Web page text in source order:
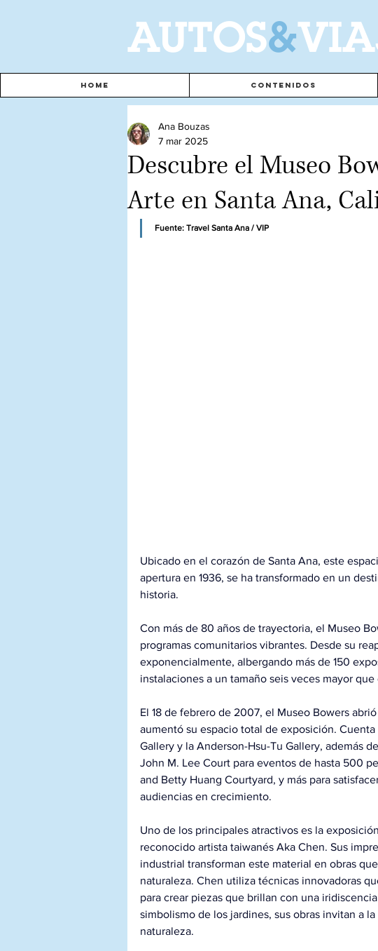
AUTOS&
Home Contenidos
Descubre el Museo
Arte en Santa Ana,
Ana Bouzas
7 mar 2025
Fuente: Travel Santa Ana / VIP
Ubicado en el corazón de Santa Ana, este
apertura en 1936, se ha transformado en un
historia.
Con más de 80 años de trayectoria, el Museo
programas comunitarios vibrantes. Desde su
exponencialmente, albergando más de 150
instalaciones a un tamaño seis veces mayor
El 18 de febrero de 2007, el Museo Bowers
aumentó su espacio total de exposición.
Gallery y la Anderson-Hsu-Tu Gallery, además
John M. Lee Court para eventos de hasta 500
and Betty Huang Courtyard, y más para
audiencias en crecimiento.
Uno de los principales atractivos es la
reconocido artista taiwanés Aka Chen. Sus
industrial transforman este material en obras
naturaleza. Chen utiliza técnicas innovadoras
para crear piezas que brillan con una
simbolismo de los jardines, sus obras invitan a
naturaleza.